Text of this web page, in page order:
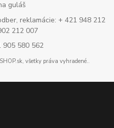
guláš
reklamácie: + 421 948 212
212 007
905 580 562
všetky práva vyhradené..